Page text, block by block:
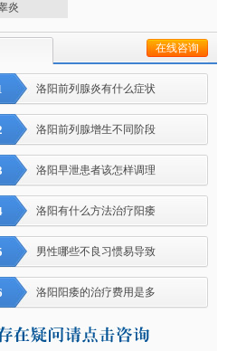
炎
在线咨询
洛阳前列腺炎有什么症状
洛阳前列腺增生不同阶段
洛阳早泄患者该怎样调理
洛阳有什么方法治疗阳痿
男性哪些不良习惯易导致
洛阳阳痿的治疗费用是多